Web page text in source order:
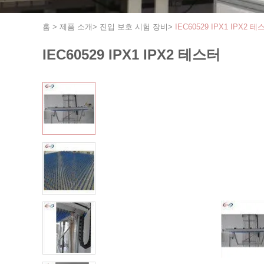
홈 > 제품 소개> 진입 보호 시험 장비> IEC60529 IPX1 IPX2 테
IEC60529 IPX1 IPX2 테스터